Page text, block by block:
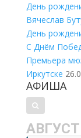
День
Вячеслав
День
С Днём
Премьера
Иркутске
АФИША
АВГУСТ